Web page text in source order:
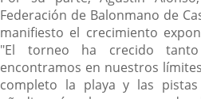
Federación de Balonmano de
manifiesto el crecimiento
"El torneo ha crecido
encontramos en nuestros
completo la playa y las